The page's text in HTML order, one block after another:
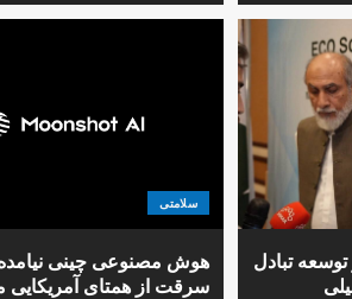
توسعه تبادل
سلامتی
هوش مصنوعی چینی
سرقت از همتای آمریکایی